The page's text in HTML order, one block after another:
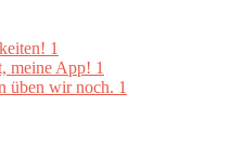
1
meine App! 1
üben wir noch. 1